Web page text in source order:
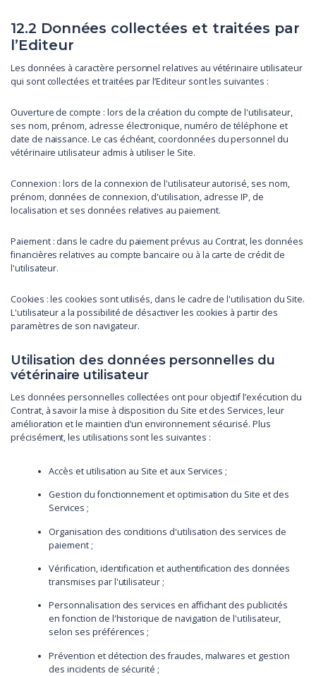
12.2 Données collectées et traitées par
l’Editeur
Les données à caractère personnel relatives au vétérinaire utilisateur
qui sont collectées et traitées par l’Editeur sont les suivantes :
Ouverture de compte : lors de la création du compte de l'utilisateur,
ses nom, prénom, adresse électronique, numéro de téléphone et
date de naissance. Le cas échéant, coordonnées du personnel du
vétérinaire utilisateur admis à utiliser le Site.
Connexion : lors de la connexion de l'utilisateur autorisé, ses nom,
prénom, données de connexion, d'utilisation, adresse IP, de
localisation et ses données relatives au paiement.
Paiement : dans le cadre du paiement prévus au Contrat, les données
financières relatives au compte bancaire ou à la carte de crédit de
l'utilisateur.
Cookies : les cookies sont utilisés, dans le cadre de l'utilisation du Site.
L'utilisateur a la possibilité de désactiver les cookies à partir des
paramètres de son navigateur.
Utilisation des données personnelles du
vétérinaire utilisateur
Les données personnelles collectées ont pour objectif l’exécution du
Contrat, à savoir la mise à disposition du Site et des Services, leur
amélioration et le maintien d'un environnement sécurisé. Plus
précisément, les utilisations sont les suivantes :
Accès et utilisation au Site et aux Services ;
Gestion du fonctionnement et optimisation du Site et des
Services ;
Organisation des conditions d'utilisation des services de
paiement ;
Vérification, identification et authentification des données
transmises par l'utilisateur ;
Personnalisation des services en affichant des publicités
en fonction de l'historique de navigation de l'utilisateur,
selon ses préférences ;
Prévention et détection des fraudes, malwares et gestion
des incidents de sécurité ;